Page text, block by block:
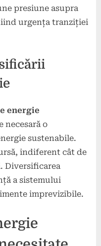
presiune asupra
urgența tranziției
energie
necesară o
sustenabile.
indiferent cât de
Diversificarea
a sistemului
imprevizibile.